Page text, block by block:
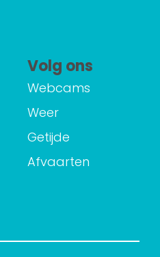
Volg ons
Webcams
Weer
Getijde
Afvaarten